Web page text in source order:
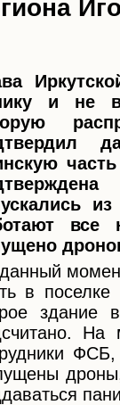
и не
все
в
здание
На